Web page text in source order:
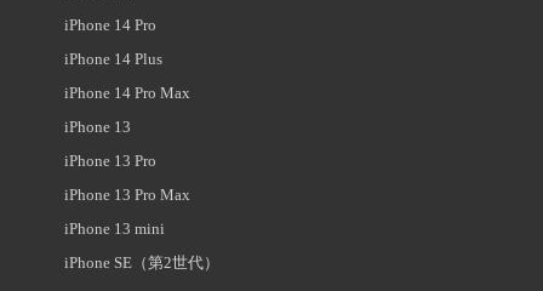
iPhone 14 Pro
iPhone 14 Plus
iPhone 14 Pro Max
iPhone 13
iPhone 13 Pro
iPhone 13 Pro Max
iPhone 13 mini
iPhone SE（第2世代）